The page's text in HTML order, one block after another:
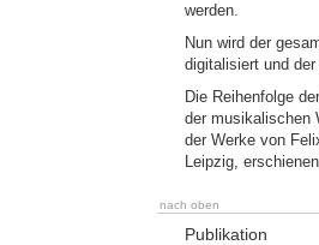
werden.
Nun wird der
digitalisiert und
Die Reihenfolge
der musikalischen
der Werke von
Leipzig,
nach oben
Publikation